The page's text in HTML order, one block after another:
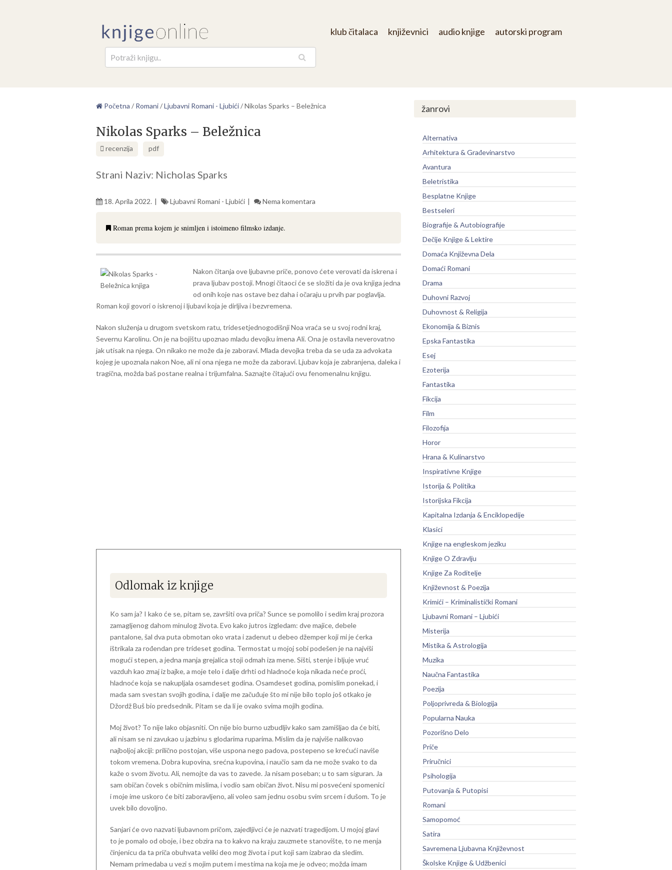
klub čitalaca književnici audio knjige autorski program
Početna / Romani/Ljubavni Romani - Ljubići/Nikolas Sparks – Beležnica
Nikolas Sparks – Beležnica
recenzija pdf
Strani Naziv: Nicholas Sparks
18. Aprila 2022. Ljubavni Romani - Ljubići Nema komentara
Roman prema kojem je snimljen i istoimeno filmsko izdanje.
Nakon čitanja ove ljubavne priče, ponovo ćete verovati da iskrena i
prava ljubav postoji. Mnogi čitaoci će se složiti da je ova knjiga jedna
od onih koje nas ostave bez daha i očaraju u prvih par poglavlja.
Roman koji govori o iskrenoj i ljubavi koja je dirljiva i bezvremena.
Nakon služenja u drugom svetskom ratu, tridesetjednogodišnji Noa vraća se u svoj rodni kraj,
Severnu Karolinu. On je na bojištu upoznao mladu devojku imena Ali. Ona je ostavila neverovatno
jak utisak na njega. On nikako ne može da je zaboravi. Mlada devojka treba da se uda za advokata
kojeg je upoznala nakon Noe, ali ni ona njega ne može da zaboravi. Ljubav koja je zabranjena, daleka i
tragična, možda baš postane realna i trijumfalna. Saznajte čitajući ovu fenomenalnu knjigu.
Odlomak iz knjige
Ko sam ja? I kako će se, pitam se, završiti ova priča? Sunce se pomolilo i sedim kraj prozora
zamagljenog dahom minulog života. Evo kako jutros izgledam: dve majice, debele
pantalone, šal dva puta obmotan oko vrata i zadenut u debeo džemper koji mi je ćerka
ištrikala za rođendan pre trideset godina. Termostat u mojoj sobi podešen je na najviši
mogući stepen, a jedna manja grejalica stoji odmah iza mene. Sišti, stenje i bljuje vruć
vazduh kao zmaj iz bajke, a moje telo i dalje drhti od hladnoće koja nikada neće proći,
hladnoće koja se nakupljala osamdeset godina. Osamdeset godina, pomislim ponekad, i
mada sam svestan svojih godina, i dalje me začuđuje što mi nije bilo toplo još otkako je
Džordž Buš bio predsednik. Pitam se da li je ovako svima mojih godina.
Moj život? To nije lako objasniti. On nije bio burno uzbudljiv kako sam zamišljao da će biti,
ali nisam se ni zavukao u jazbinu s glodarima ruparima. Mislim da je najviše nalikovao
najboljoj akciji: prilično postojan, više uspona nego padova, postepeno se krećući naviše
tokom vremena. Dobra kupovina, srećna kupovina, i naučio sam da ne može svako to da
kaže o svom životu. Ali, nemojte da vas to zavede. Ja nisam poseban; u to sam siguran. Ja
sam običan čovek s običnim mislima, i vodio sam običan život. Nisu mi posvećeni spomenici
i moje ime uskoro će biti zaboravljeno, ali voleo sam jednu osobu svim srcem i dušom. To je
uvek bilo dovoljno.
Sanjari će ovo nazvati ljubavnom pričom, zajedljivci će je nazvati tragedijom. U mojoj glavi
to je pomalo od oboje, i bez obzira na to kakvo na kraju zauzmete stanovište, to ne menja
činjenicu da ta priča obuhvata veliki deo mog života i put koji sam izabrao da sledim.
Nemam primedaba u vezi s mojim putem i mestima na koja me je odveo; možda imam
žanrovi
Alternativa
Arhitektura & Građevinarstvo
Avantura
Beletristika
Besplatne Knjige
Bestseleri
Biografije & Autobiografije
Dečije Knjige & Lektire
Domaća Književna Dela
Domaći Romani
Drama
Duhovni Razvoj
Duhovnost & Religija
Ekonomija & Biznis
Epska Fantastika
Esej
Ezoterija
Fantastika
Fikcija
Film
Filozofija
Horor
Hrana & Kulinarstvo
Inspirativne Knjige
Istorija & Politika
Istorijska Fikcija
Kapitalna Izdanja & Enciklopedije
Klasici
Knjige na engleskom jeziku
Knjige O Zdravlju
Knjige Za Roditelje
Književnost & Poezija
Krimići – Kriminalistički Romani
Ljubavni Romani – Ljubići
Misterija
Mistika & Astrologija
Muzika
Naučna Fantastika
Poezija
Poljoprivreda & Biologija
Popularna Nauka
Pozorišno Delo
Priče
Priručnici
Psihologija
Putovanja & Putopisi
Romani
Samopomoć
Satira
Savremena Ljubavna Književnost
Školske Knjige & Udžbenici